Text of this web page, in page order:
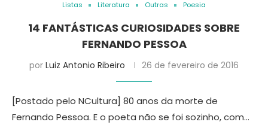
Listas Literatura Outras Poesia
14 FANTÁSTICAS CURIOSIDADES SOBRE
FERNANDO PESSOA
por Luiz Antonio Ribeiro 26 de fevereiro de 2016
[Postado pelo NCultura] 80 anos da morte de
Fernando Pessoa. E o poeta não se foi sozinho, com…